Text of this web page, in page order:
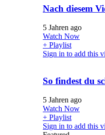
Nach diesem
5 Jahren ago
Watch Now
+ Playlist
Sign in to add this
So findest du
5 Jahren ago
Watch Now
+ Playlist
Sign in to add this